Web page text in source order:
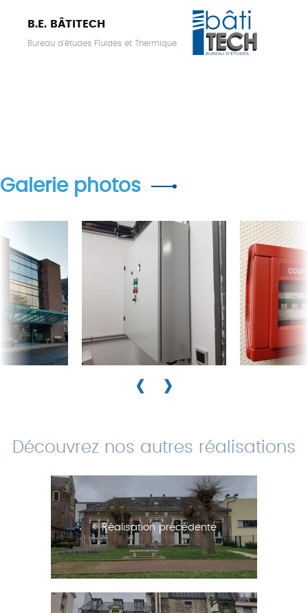
B.E. BÂTITECH
Bureau d'études Fluides et Thermique
Galerie photos
‹ ›
Découvrez nos autres réalisations
< Réalisation précédente